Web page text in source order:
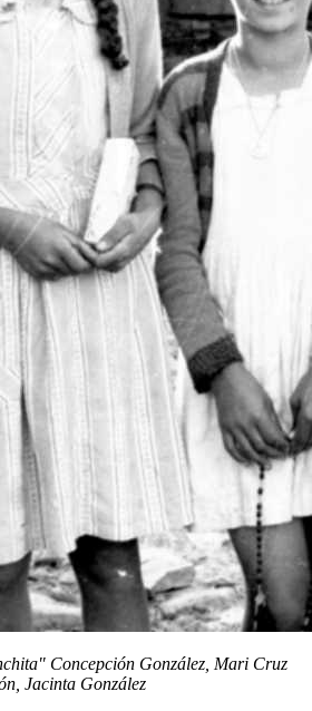
Concepción González, Mari Cruz
Jacinta González